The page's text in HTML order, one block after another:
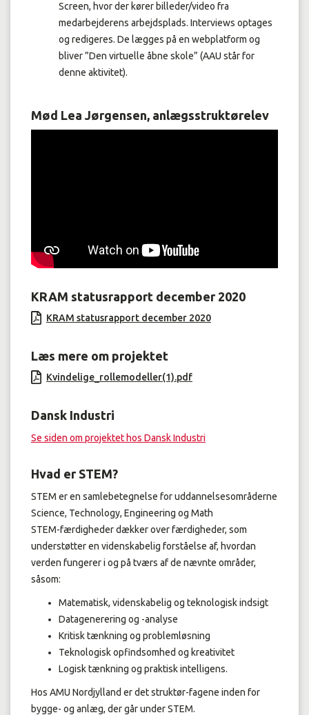
Screen, hvor der kører billeder/video fra
medarbejderens arbejdsplads. Interviews optages
og redigeres. De lægges på en webplatform og
bliver ”Den virtuelle åbne skole” (AAU står for
denne aktivitet).
Mød Lea Jørgensen, anlægsstruktørelev
KRAM statusrapport december 2020
KRAM statusrapport december 2020
Læs mere om projektet
Kvindelige_rollemodeller(1).pdf
Dansk Industri
Se siden om projektet hos Dansk Industri
Hvad er STEM?
STEM er en samlebetegnelse for uddannelsesområderne
Science, Technology, Engineering og Math
STEM-færdigheder dækker over færdigheder, som
understøtter en videnskabelig forståelse af, hvordan
verden fungerer i og på tværs af de nævnte områder,
såsom:
Matematisk, videnskabelig og teknologisk indsigt
Datagenerering og -analyse
Kritisk tænkning og problemløsning
Teknologisk opfindsomhed og kreativitet
Logisk tænkning og praktisk intelligens.
Hos AMU Nordjylland er det struktør-fagene inden for
bygge- og anlæg, der går under STEM.